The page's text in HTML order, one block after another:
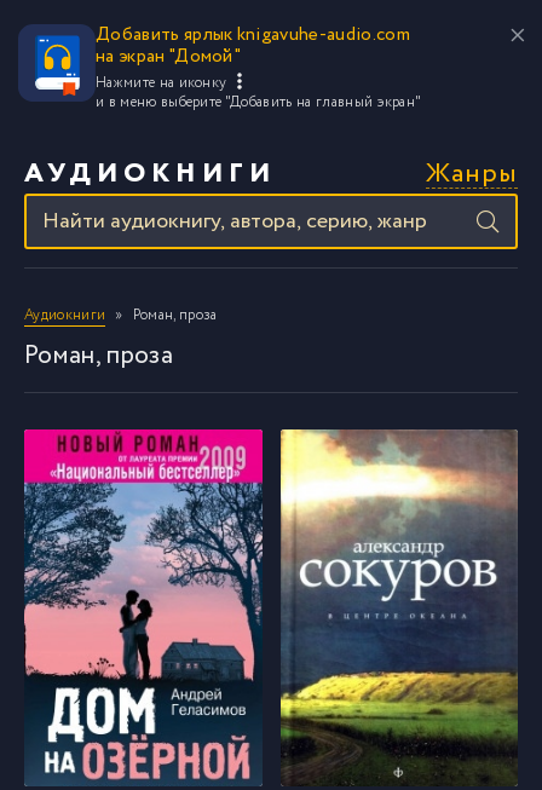
Добавить ярлык knigavuhe-audio.com
на экран "Домой"
Нажмите на иконку
и в меню выберите "Добавить на главный экран"
АУДИОКНИГИ Жанры
Аудиокниги Роман, проза
Роман, проза